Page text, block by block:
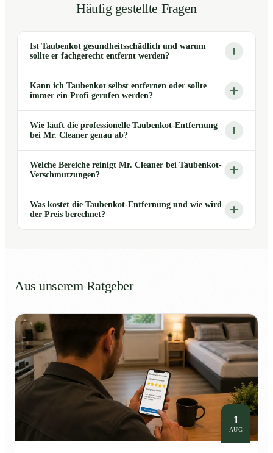
Häufig gestellte Fragen
Ist Taubenkot gesundheitsschädlich und warum
sollte er fachgerecht entfernt werden?
Kann ich Taubenkot selbst entfernen oder sollte
immer ein Profi gerufen werden?
Wie läuft die professionelle Taubenkot-Entfernung
bei Mr. Cleaner genau ab?
Welche Bereiche reinigt Mr. Cleaner bei Taubenkot-
Verschmutzungen?
Was kostet die Taubenkot-Entfernung und wie wird
der Preis berechnet?
Aus unserem Ratgeber
1
AUG